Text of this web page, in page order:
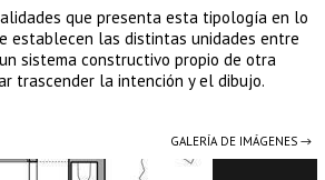
que presenta esta tipología en lo
establecen las distintas unidades entre
sistema constructivo propio de otra
trascender la intención y el dibujo.
GALERÍA DE IMÁGENES →